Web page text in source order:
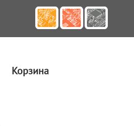
Корзина